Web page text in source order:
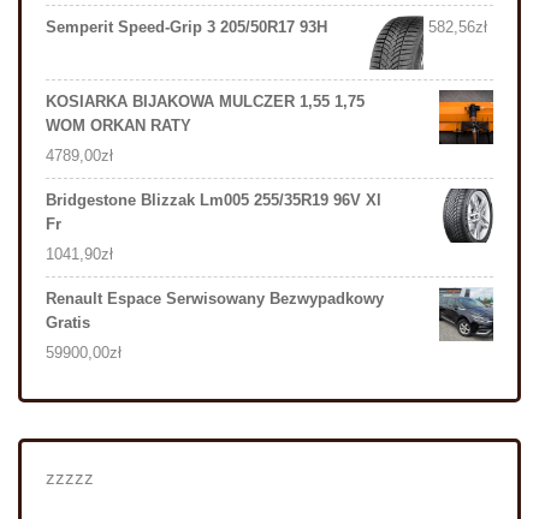
Semperit Speed-Grip 3 205/50R17 93H 582,56zł
KOSIARKA BIJAKOWA MULCZER 1,55 1,75
WOM ORKAN RATY
4789,00zł
Bridgestone Blizzak Lm005 255/35R19 96V Xl
Fr
1041,90zł
Renault Espace Serwisowany Bezwypadkowy
Gratis
59900,00zł
zzzzz